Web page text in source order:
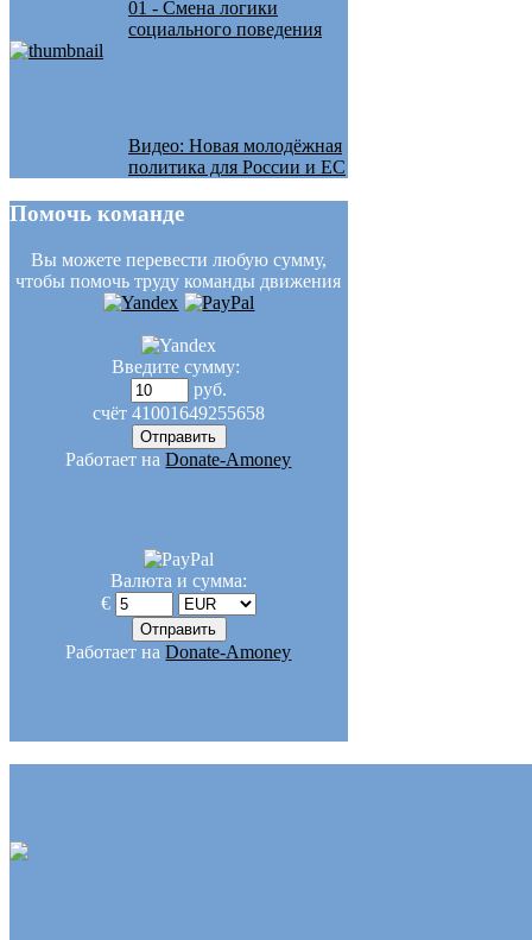
01 - Смена логики
социального поведения
Видео: Новая молодёжная
политика для России и ЕС
Помочь команде
Вы можете перевести любую сумму,
чтобы помочь труду команды движения
Введите сумму:
руб.
счёт 41001649255658
Работает на Donate-Amoney
Валюта и сумма:
€
Работает на Donate-Amoney